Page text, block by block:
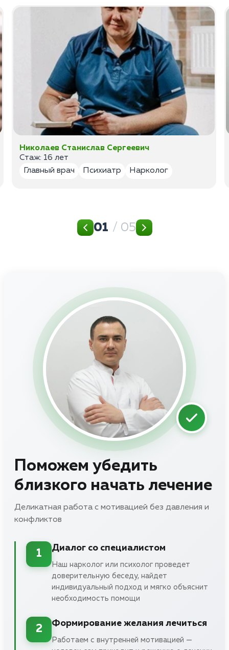
Николаев Станислав Сергеевич
Стаж: 16 лет
Главный врач
Психиатр Нарколог
01 / 05
Поможем убедить
близкого начать лечение
Деликатная работа с мотивацией без давления и
конфликтов
1
Диалог со специалистом
Наш нарколог или психолог проведет
доверительную беседу, найдет
индивидуальный подход и мягко объяснит
необходимость помощи
2
Формирование желания лечиться
Работаем с внутренней мотивацией —